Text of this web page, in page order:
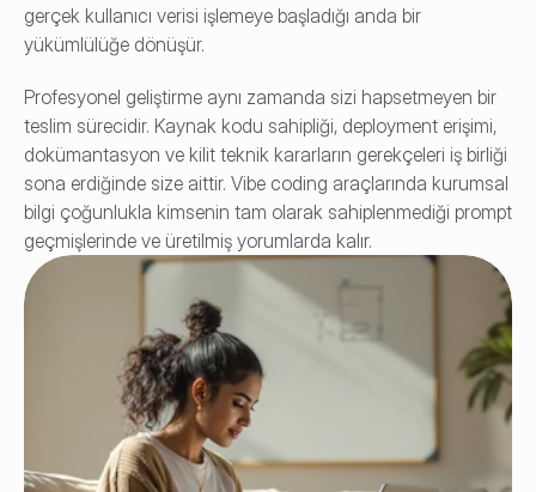
gerçek kullanıcı verisi işlemeye başladığı anda bir
yükümlülüğe dönüşür.
Profesyonel geliştirme aynı zamanda sizi hapsetmeyen bir
teslim sürecidir. Kaynak kodu sahipliği, deployment erişimi,
dokümantasyon ve kilit teknik kararların gerekçeleri iş birliği
sona erdiğinde size aittir. Vibe coding araçlarında kurumsal
bilgi çoğunlukla kimsenin tam olarak sahiplenmediği prompt
geçmişlerinde ve üretilmiş yorumlarda kalır.